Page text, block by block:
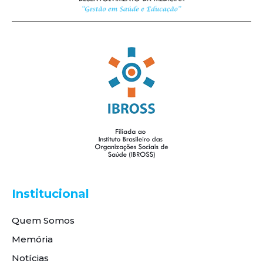
Institucional
Quem Somos
Memória
Notícias